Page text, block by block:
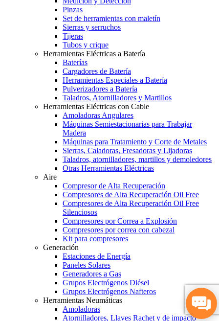
Pinzas
Set de herramientas con maletín
Sierras y serruchos
Tijeras
Tubos y crique
Herramientas Eléctricas a Batería
Baterías
Cargadores de Batería
Herramientas Especiales a Batería
Pulverizadores a Batería
Taladros, Atornilladores y Martillos
Herramientas Eléctricas con Cable
Amoladoras Angulares
Máquinas Semiestacionarias para Trabajar
Madera
Máquinas para Tratamiento y Corte de Metales
Sierras, Caladoras, Fresadoras y Lijadoras
Taladros, atornilladores, martillos y demoledores
Otras Herramientas Eléctricas
Aire
Compresor de Alta Recuperación
Compresores de Alta Recuperación Oil Free
Compresores de Alta Recuperación Oil Free
Silenciosos
Compresores por Correa a Explosión
Compresores por correa con cabezal
Kit para compresores
Generación
Estaciones de Energía
Paneles Solares
Generadores a Gas
Grupos Electrógenos Diésel
Grupos Electrógenos Nafteros
Herramientas Neumáticas
Amoladoras
Atornilladores, Llaves Rachet y de impacto